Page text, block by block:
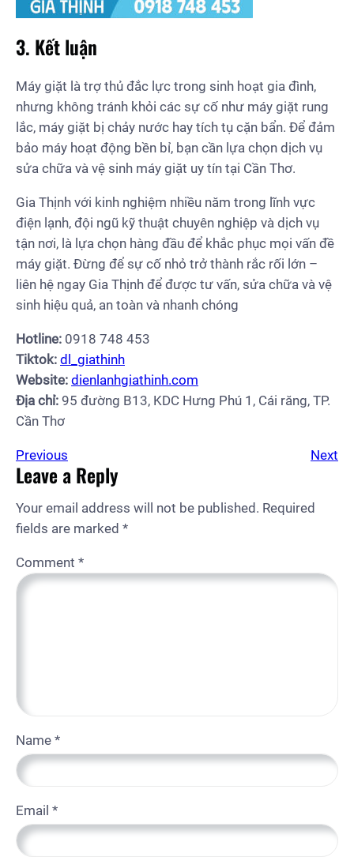
3. Kết luận
Máy giặt là trợ thủ đắc lực trong sinh hoạt gia đình,
nhưng không tránh khỏi các sự cố như máy giặt rung
lắc, máy giặt bị chảy nước hay tích tụ cặn bẩn. Để đảm
bảo máy hoạt động bền bỉ, bạn cần lựa chọn dịch vụ
sửa chữa và vệ sinh máy giặt uy tín tại Cần Thơ.
Gia Thịnh với kinh nghiệm nhiều năm trong lĩnh vực
điện lạnh, đội ngũ kỹ thuật chuyên nghiệp và dịch vụ
tận nơi, là lựa chọn hàng đầu để khắc phục mọi vấn đề
máy giặt. Đừng để sự cố nhỏ trở thành rắc rối lớn –
liên hệ ngay Gia Thịnh để được tư vấn, sửa chữa và vệ
sinh hiệu quả, an toàn và nhanh chóng
Hotline: 0918 748 453
Tiktok: dl_giathinh
Website: dienlanhgiathinh.com
Địa chỉ: 95 đường B13, KDC Hưng Phú 1, Cái răng, TP.
Cần Thơ
Previous Next
Leave a Reply
Your email address will not be published. Required
fields are marked *
Comment *
Name *
Email *